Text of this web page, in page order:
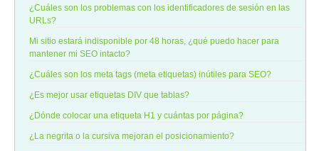
¿Cuáles son los problemas con los identificadores de sesión en las
URLs?
Mi sitio estará indisponible por 48 horas, ¿qué puedo hacer para
mantener mi SEO intacto?
¿Cuáles son los meta tags (meta etiquetas) inútiles para SEO?
¿Es mejor usar etiquetas DIV que tablas?
¿Dónde colocar una etiqueta H1 y cuántas por página?
¿La negrita o la cursiva mejoran el posicionamiento?